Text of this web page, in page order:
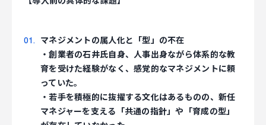
マネジメントの属人化と「型」の不在
・創業者の石井氏自身、人事出身ながら体系的な教
育を受けた経験がなく、感覚的なマネジメントに頼
っていた。
・若手を積極的に抜擢する文化はあるものの、新任
マネジャーを支える「共通の指針」や「育成の型」